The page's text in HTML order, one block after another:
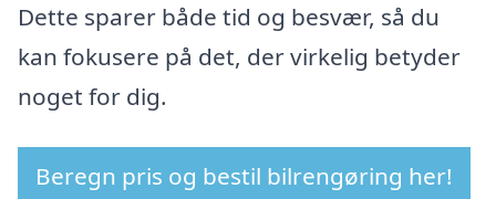
Dette sparer både tid og besvær, så du
kan fokusere på det, der virkelig betyder
noget for dig.
Beregn pris og bestil bilrengøring her!